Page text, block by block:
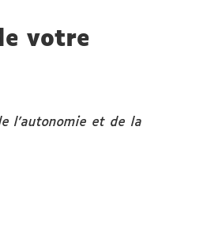
votre
l’autonomie et de la